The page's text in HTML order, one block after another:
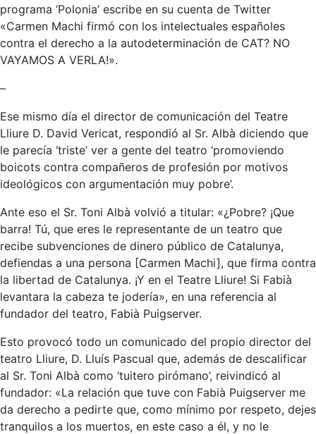
programa ‘Polonia’ escribe en su cuenta de Twitter
«Carmen Machi firmó con los intelectuales españoles
contra el derecho a la autodeterminación de CAT? NO
VAYAMOS A VERLA!».
–
Ese mismo día el director de comunicación del Teatre
Lliure D. David Vericat, respondió al Sr. Albà diciendo que
le parecía ‘triste’ ver a gente del teatro ‘promoviendo
boicots contra compañeros de profesión por motivos
ideológicos con argumentación muy pobre’.
Ante eso el Sr. Toni Albà volvió a titular: «¿Pobre? ¡Que
barra! Tú, que eres le representante de un teatro que
recibe subvenciones de dinero público de Catalunya,
defiendas a una persona [Carmen Machi], que firma contra
la libertad de Catalunya. ¡Y en el Teatre Lliure! Si Fabià
levantara la cabeza te jodería», en una referencia al
fundador del teatro, Fabià Puigserver.
Esto provocó todo un comunicado del propio director del
teatro Lliure, D. Lluís Pascual que, además de descalificar
al Sr. Toni Albà como ‘tuitero pirómano’, reivindicó al
fundador: «La relación que tuve con Fabià Puigserver me
da derecho a pedirte que, como mínimo por respeto, dejes
tranquilos a los muertos, en este caso a él, y no le